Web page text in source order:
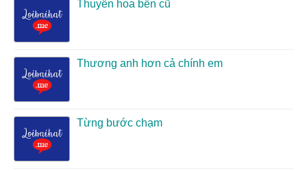
Thuyền hoa bến cũ
Thương anh hơn cả chính em
Từng bước chạm